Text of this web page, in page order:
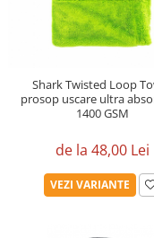
Shark Twisted Loop
prosop uscare ultra
1400 GSM
de la 48,00 Lei
VEZI VARIANTE